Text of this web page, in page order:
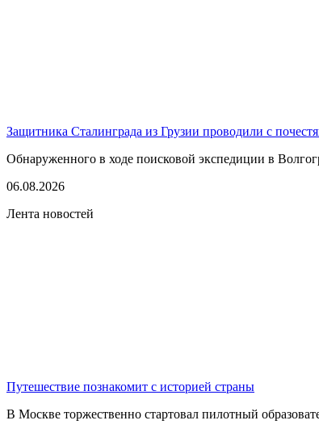
Защитника Сталинграда из Грузии проводили с
Обнаруженного в ходе поисковой экспедиции в
06.08.2026
Лента новостей
Путешествие познакомит с историей страны
В Москве торжественно стартовал пилотный